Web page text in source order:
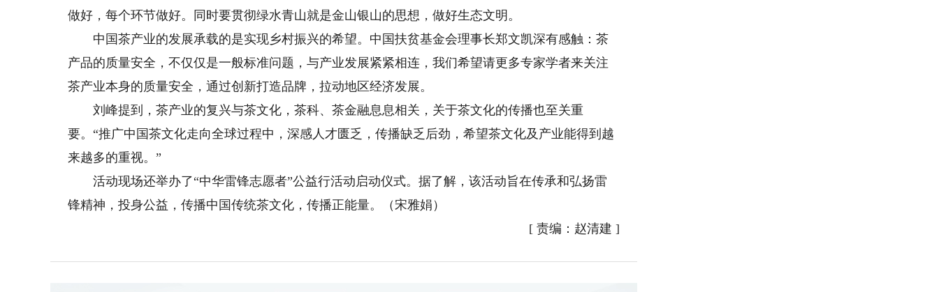
做好，每个环节做好。同时要贯彻绿水青山就是金山银山的思想，做好生态文明。
中国茶产业的发展承载的是实现乡村振兴的希望。中国扶贫基金会理事长郑文凯深有感触：茶
产品的质量安全，不仅仅是一般标准问题，与产业发展紧紧相连，我们希望请更多专家学者来关注
茶产业本身的质量安全，通过创新打造品牌，拉动地区经济发展。
刘峰提到，茶产业的复兴与茶文化，茶科、茶金融息息相关，关于茶文化的传播也至关重
要。“推广中国茶文化走向全球过程中，深感人才匮乏，传播缺乏后劲，希望茶文化及产业能得到越
来越多的重视。”
活动现场还举办了“中华雷锋志愿者”公益行活动启动仪式。据了解，该活动旨在传承和弘扬雷
锋精神，投身公益，传播中国传统茶文化，传播正能量。（宋雅娟）
[ 责编：赵清建 ]